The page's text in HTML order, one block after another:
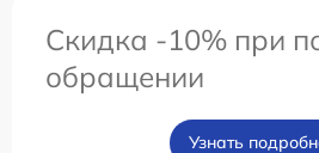
Скидка -10% при
обращении
Узнать